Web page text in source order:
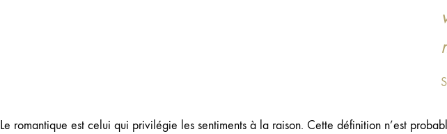
Le romantique est celui qui privilégie les sentiments à la raison. Cette définition n’est